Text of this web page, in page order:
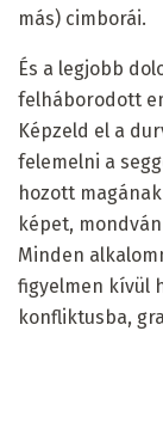
más) cimborái.
És a legjobb
felháborodott
Képzeld el a
felemelni a
hozott
képet,
Minden
figyelmen kívül
konfliktusba,